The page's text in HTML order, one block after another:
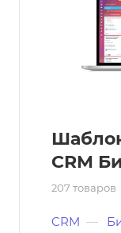
CRM
207 товаров
CRM —